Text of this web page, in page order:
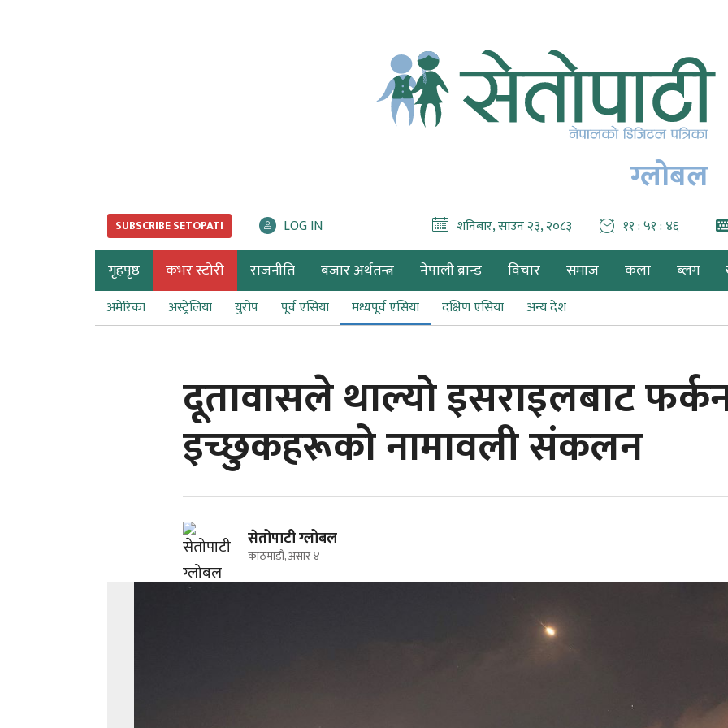
ग्लोबल
SUBSCRIBE SETOPATI LOG IN शनिबार, साउन २३, २०८३ ११ : ५१ : ४८
गृहपृष्ठ कभर स्टोरी राजनीति बजार अर्थतन्त्र नेपाली ब्रान्ड विचार समाज कला ब्लग
अमेरिका अस्ट्रेलिया युरोप पूर्व एसिया मध्यपूर्व एसिया दक्षिण एसिया अन्य देश
दूतावासले थाल्यो इसराइलबाट
इच्छुकहरूको नामावली संकलन
सेतोपाटी ग्लोबल
काठमाडौं, असार ४